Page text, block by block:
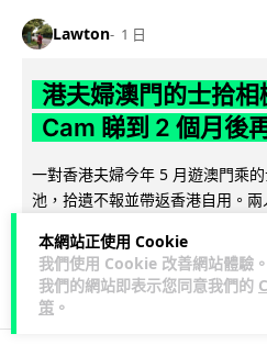
本網站正使用 Cookie
我們使用 Cookie 改善網站體驗
我們的網站即表示您同意我們的
策 。
Lawton 1 日
港夫婦澳門的士拾
Cam 睇到 2 個月後
一對香港夫婦今年 5 月遊澳門乘
池，拾遺不報並帶返香港自用。
532 75 ↗ 分享